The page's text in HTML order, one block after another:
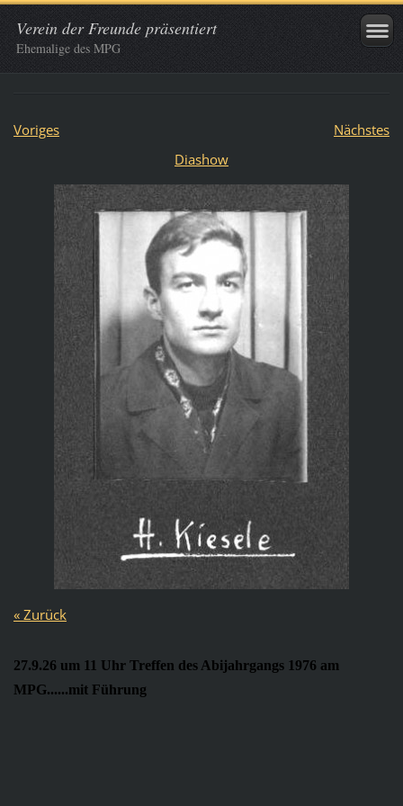
Verein der Freunde präsentiert
Ehemalige des MPG
Voriges
Nächstes
Diashow
« Zurück
27.9.26 um 11 Uhr Treffen des Abijahrgangs 1976 am
MPG......mit Führung